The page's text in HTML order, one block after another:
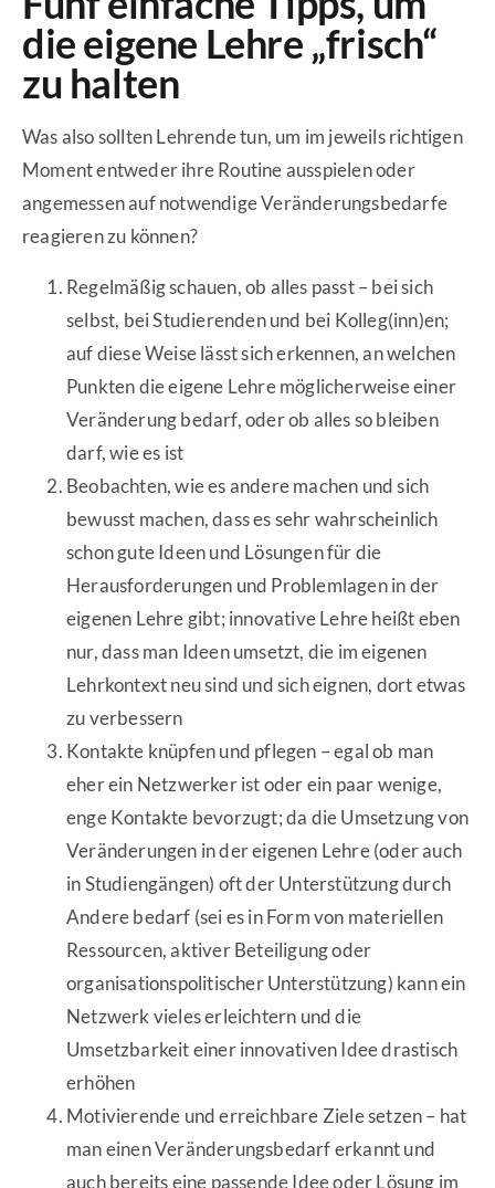
die eigene Lehre „frisch“
zu halten
Was also sollten Lehrende tun, um im jeweils richtigen
Moment entweder ihre Routine ausspielen oder
angemessen auf notwendige Veränderungsbedarfe
reagieren zu können?
Regelmäßig schauen, ob alles passt – bei sich
selbst, bei Studierenden und bei Kolleg(inn)en;
auf diese Weise lässt sich erkennen, an welchen
Punkten die eigene Lehre möglicherweise einer
Veränderung bedarf, oder ob alles so bleiben
darf, wie es ist
Beobachten, wie es andere machen und sich
bewusst machen, dass es sehr wahrscheinlich
schon gute Ideen und Lösungen für die
Herausforderungen und Problemlagen in der
eigenen Lehre gibt; innovative Lehre heißt eben
nur, dass man Ideen umsetzt, die im eigenen
Lehrkontext neu sind und sich eignen, dort etwas
zu verbessern
Kontakte knüpfen und pflegen – egal ob man
eher ein Netzwerker ist oder ein paar wenige,
enge Kontakte bevorzugt; da die Umsetzung von
Veränderungen in der eigenen Lehre (oder auch
in Studiengängen) oft der Unterstützung durch
Andere bedarf (sei es in Form von materiellen
Ressourcen, aktiver Beteiligung oder
organisationspolitischer Unterstützung) kann ein
Netzwerk vieles erleichtern und die
Umsetzbarkeit einer innovativen Idee drastisch
erhöhen
Motivierende und erreichbare Ziele setzen – hat
man einen Veränderungsbedarf erkannt und
auch bereits eine passende Idee oder Lösung im